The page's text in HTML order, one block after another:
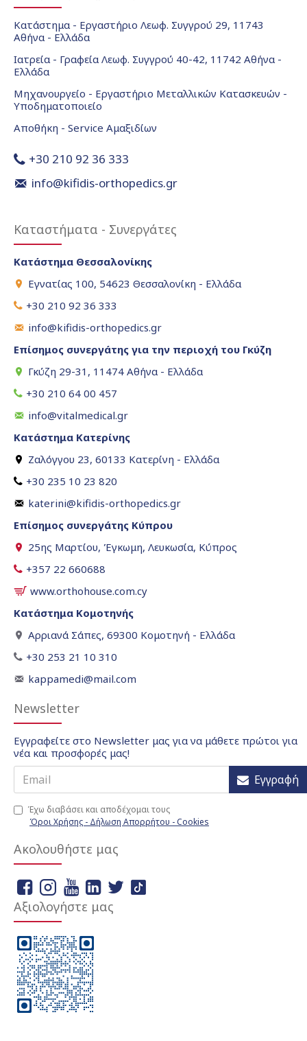
Κατάστημα - Εργαστήριο Λεωφ. Συγγρού 29, 11743
Αθήνα - Ελλάδα
Ιατρεία - Γραφεία Λεωφ. Συγγρού 40-42, 11742 Αθήνα -
Ελλάδα
Μηχανουργείο - Εργαστήριο Μεταλλικών Κατασκευών -
Υποδηματοποιείο
Αποθήκη - Service Αμαξιδίων
+30 210 92 36 333
info@kifidis-orthopedics.gr
Καταστήματα - Συνεργάτες
Κατάστημα Θεσσαλονίκης
Εγνατίας 100, 54623 Θεσσαλονίκη - Ελλάδα
+30 210 92 36 333
info@kifidis-orthopedics.gr
Επίσημος συνεργάτης για την περιοχή του Γκύζη
Γκύζη 29-31, 11474 Αθήνα - Ελλάδα
+30 210 64 00 457
info@vitalmedical.gr
Κατάστημα Κατερίνης
Ζαλόγγου 23, 60133 Κατερίνη - Ελλάδα
+30 235 10 23 820
katerini@kifidis-orthopedics.gr
Επίσημος συνεργάτης Κύπρου
25ης Μαρτίου, Έγκωμη, Λευκωσία, Κύπρος
+357 22 660688
www.orthohouse.com.cy
Κατάστημα Κομοτηνής
Αρριανά Σάπες, 69300 Κομοτηνή - Ελλάδα
+30 253 21 10 310
kappamedi@mail.com
Newsletter
Εγγραφείτε στο Newsletter μας για να μάθετε πρώτοι για
νέα και προσφορές μας!
Εγγραφή
Έχω διαβάσει και αποδέχομαι τους
Όροι Χρήσης - Δήλωση Απορρήτου - Cookies
Ακολουθήστε μας
Αξιολογήστε μας